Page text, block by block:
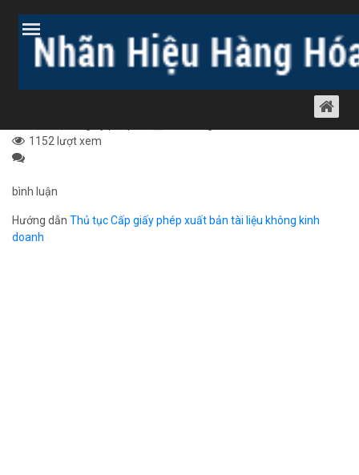
THỦ TỤC CẤP GIẤY PHÉP XUẤT BẢN TÀI
1152 lượt xem
bình luận
Hướng dẫn Thủ tục Cấp giấy phép xuất bản tài liệu không kinh
doanh